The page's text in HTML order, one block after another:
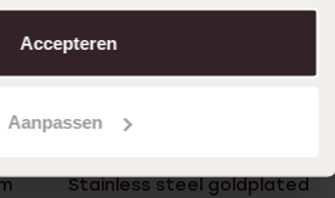
over in onscookiebeleid.
Accepteren
Aanpassen
Stainless steel goldplated
Duurzamer